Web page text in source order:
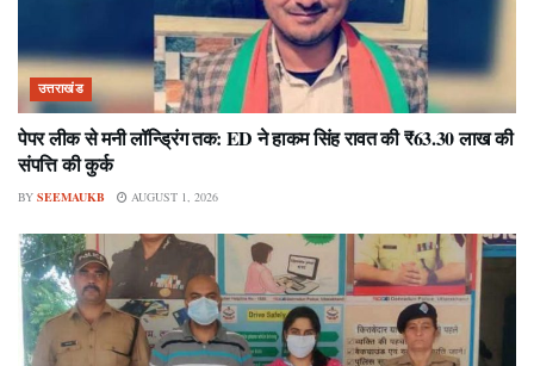
उत्तराखंड
पेपर लीक से मनी लॉन्ड्रिंग तक: ED ने हाकम सिंह रावत की ₹63.30 लाख की
संपत्ति की कुर्क
BY SEEMAUKB AUGUST 1, 2026